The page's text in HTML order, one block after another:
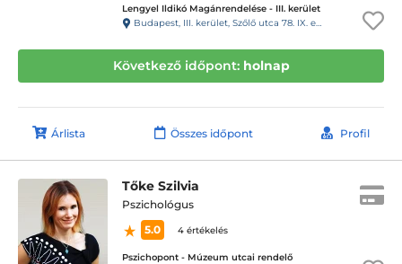
Lengyel Ildikó Magánrendelése - III. kerület
Budapest, III. kerület, Szőlő utca 78. IX. emelet 50. szám
Következő időpont: holnap
Árlista Összes időpont Profil
Tőke Szilvia
Pszichológus
5.0
4 értékelés
Pszichopont - Múzeum utcai rendelő